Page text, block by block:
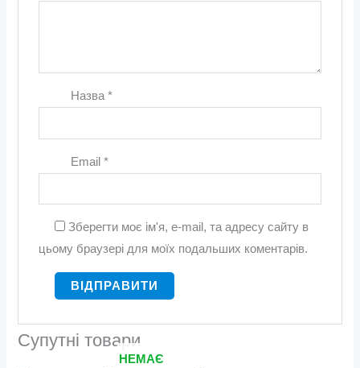
Назва *
Email *
Зберегти моє ім'я, e-mail, та адресу сайту в
цьому браузері для моїх подальших коментарів.
Супутні товари
НЕМАЄ